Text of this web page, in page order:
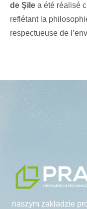
de Şile a été réalisé
reflétant la
respectueuse de
naszym zakładzie